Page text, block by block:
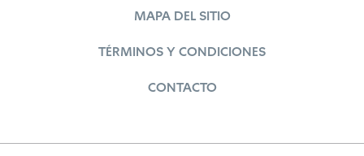
MAPA DEL SITIO
TÉRMINOS Y CONDICIONES
CONTACTO